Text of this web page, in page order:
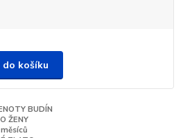
košíku
BUDÍN
ŽENY